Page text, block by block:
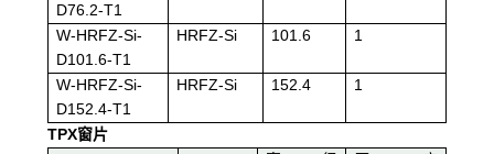
D76.2-T1
W-HRFZ-Si-
D101.6-T1
HRFZ-Si 101.6 1
W-HRFZ-Si-
D152.4-T1
HRFZ-Si 152.4 1
TPX窗片